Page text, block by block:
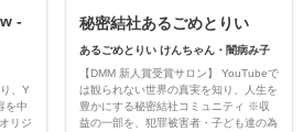
-
、Y
を中
リジ
秘密結社あるごめとりい
あるごめとりい けんちゃん・闇病み子
【DMM 新人賞受賞サロン】 YouTubeで
は観られない世界の真実を知り、人生を
豊かにする秘密結社コミュニティ ※収
益の一部を、犯罪被害者・子ども達の為